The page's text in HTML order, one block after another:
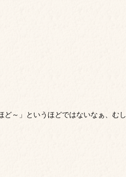
～」というほどではないなぁ、むし